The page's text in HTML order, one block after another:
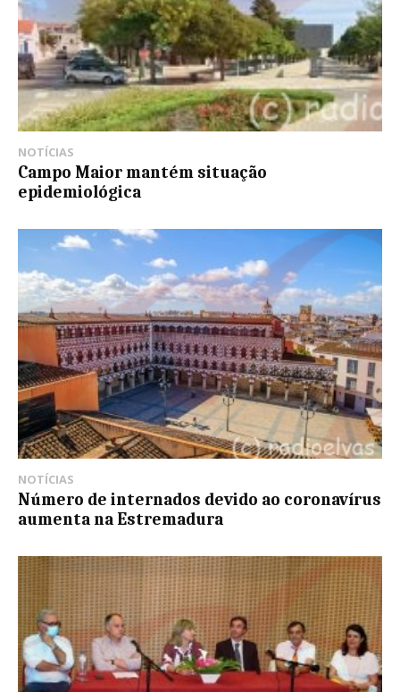
NOTÍCIAS
Campo Maior mantém situação
epidemiológica
NOTÍCIAS
Número de internados devido ao coronavírus
aumenta na Estremadura